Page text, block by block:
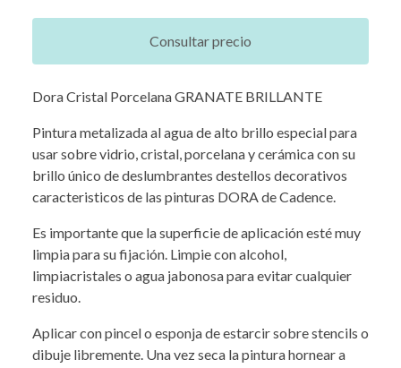
Consultar precio
Dora Cristal Porcelana GRANATE BRILLANTE
Pintura metalizada al agua de alto brillo especial para
usar sobre vidrio, cristal, porcelana y cerámica con su
brillo único de deslumbrantes destellos decorativos
caracteristicos de las pinturas DORA de Cadence.
Es importante que la superficie de aplicación esté muy
limpia para su fijación. Limpie con alcohol,
limpiacristales o agua jabonosa para evitar cualquier
residuo.
Aplicar con pincel o esponja de estarcir sobre stencils o
dibuje libremente. Una vez seca la pintura hornear a